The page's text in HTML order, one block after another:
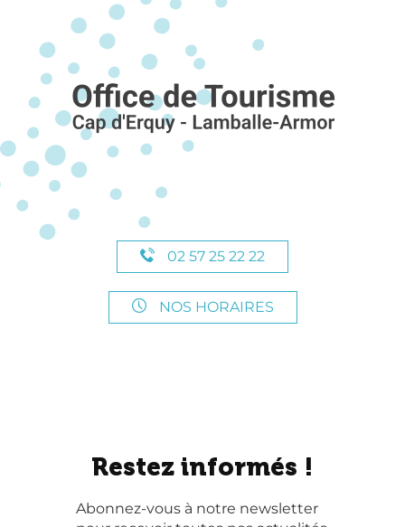
02 57 25 22 22
NOS HORAIRES
Restez informés !
Abonnez-vous à notre newsletter